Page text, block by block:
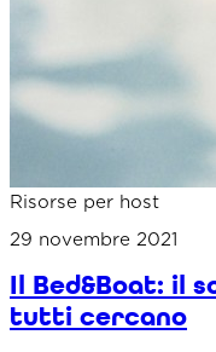
Risorse per host
29 novembre 2021
Il Bed&Boat: il
tutti cercano